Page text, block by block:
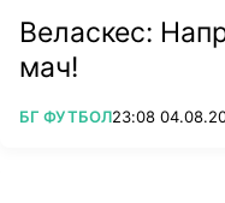
Веласкес:
мач!
ПОВЕЧЕ ОТ
БГ ФУТБОЛ23:08